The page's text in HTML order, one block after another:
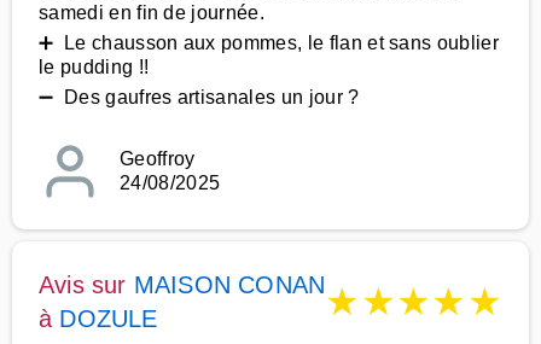
samedi en fin de journée.
➕ Le chausson aux pommes, le flan et sans oublier
le pudding !!
➖ Des gaufres artisanales un jour ?
Geoffroy
24/08/2025
Avis sur MAISON CONAN
à DOZULE ★★★★★